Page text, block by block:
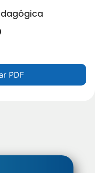
PDF